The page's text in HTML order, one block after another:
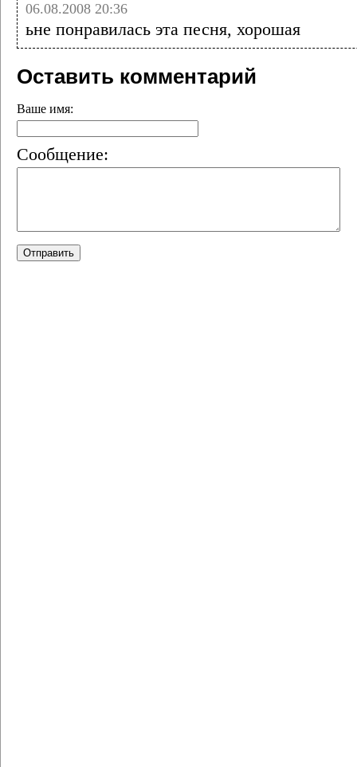
06.08.2008 20:36
ьне понравилась эта песня, хорошая
Оставить комментарий
Ваше имя:
Сообщение: